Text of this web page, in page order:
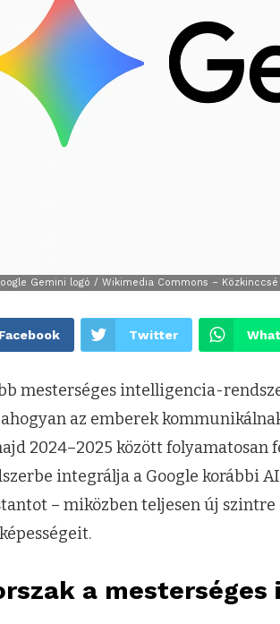
Gemini logó / Wikimedia Commons –
Facebook Twitter
mesterséges intelligencia-
az emberek
2024–2025 között folyamatosan
integrálja a Google korábbi
– miközben teljesen új
a